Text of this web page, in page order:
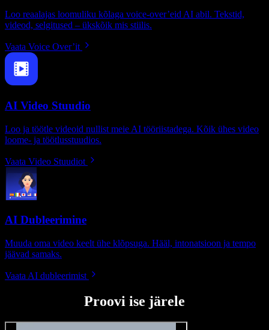
Loo reaalajas loomuliku kõlaga voice-over’eid AI abil. Tekstid,
videod, selgitused – ükskõik mis stiilis.
Vaata Voice Over’it
AI Video Stuudio
Loo ja töötle videoid nullist meie AI tööriistadega. Kõik ühes video
loome- ja töötlusstuudios.
Vaata Video Stuudiot
AI Dubleerimine
Muuda oma video keelt ühe klõpsuga. Hääl, intonatsioon ja tempo
jäävad samaks.
Vaata AI dubleerimist
Proovi ise järele